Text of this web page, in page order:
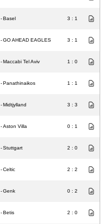
-Basel 3 : 1
-GO AHEAD EAGLES 3 : 1
-Maccabi Tel Aviv 1 : 0
-Panathinaikos 1 : 1
-Midtjylland 3 : 3
-Aston Villa 0 : 1
-Stuttgart 2 : 0
-Celtic 2 : 2
-Genk 0 : 2
-Betis 2 : 0